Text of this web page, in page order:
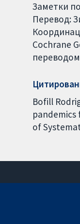
Заметки
Перевод:
Cochrane
Bofill
pandemics
of